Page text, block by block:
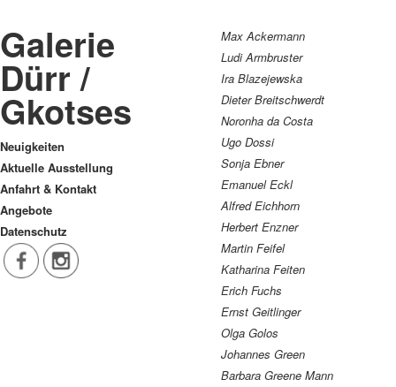
Galerie
Dürr /
Gkotses
Neuigkeiten
Aktuelle Ausstellung
Anfahrt & Kontakt
Angebote
Datenschutz
Max Ackermann
Ludi Armbruster
Ira Blazejewska
Dieter Breitschwerdt
Noronha da Costa
Ugo Dossi
Sonja Ebner
Emanuel Eckl
Alfred Eichhorn
Herbert Enzner
Martin Feifel
Katharina Feiten
Erich Fuchs
Ernst Geitlinger
Olga Golos
Johannes Green
Barbara Greene Mann